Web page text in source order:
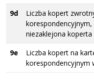
9d
Liczba kopert
niezaklejona
9e
Liczba kopert na
korespondencyjnym